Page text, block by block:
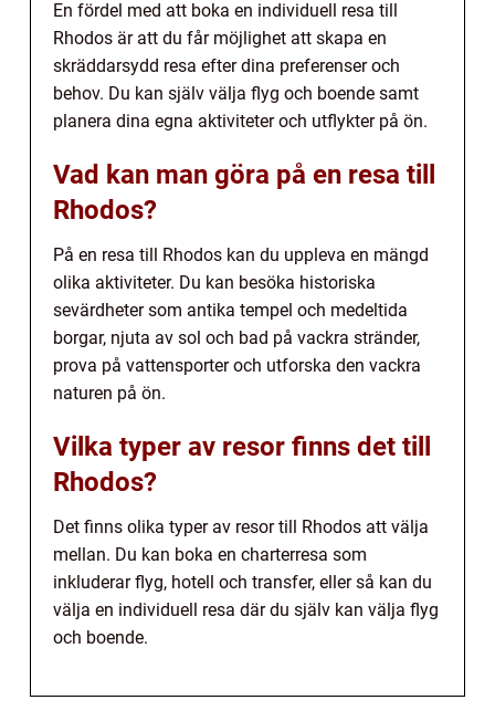
En fördel med att boka en individuell resa till
Rhodos är att du får möjlighet att skapa en
skräddarsydd resa efter dina preferenser och
behov. Du kan själv välja flyg och boende samt
planera dina egna aktiviteter och utflykter på ön.
Vad kan man göra på en resa till
Rhodos?
På en resa till Rhodos kan du uppleva en mängd
olika aktiviteter. Du kan besöka historiska
sevärdheter som antika tempel och medeltida
borgar, njuta av sol och bad på vackra stränder,
prova på vattensporter och utforska den vackra
naturen på ön.
Vilka typer av resor finns det till
Rhodos?
Det finns olika typer av resor till Rhodos att välja
mellan. Du kan boka en charterresa som
inkluderar flyg, hotell och transfer, eller så kan du
välja en individuell resa där du själv kan välja flyg
och boende.